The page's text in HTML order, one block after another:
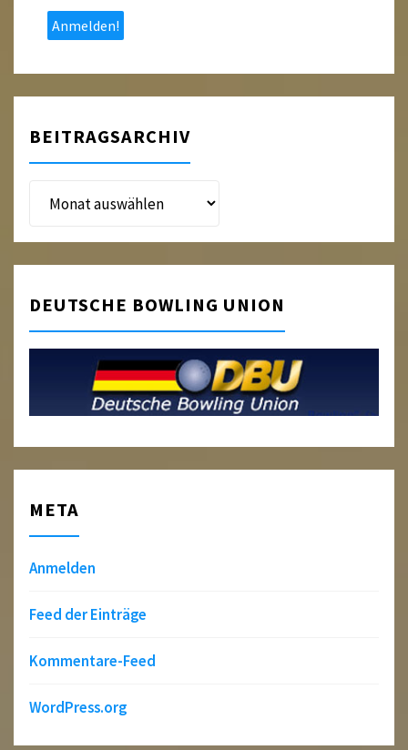
*
BEITRAGSARCHIV
Beitragsarchiv
DEUTSCHE BOWLING UNION
META
Anmelden
Feed der Einträge
Kommentare-Feed
WordPress.org